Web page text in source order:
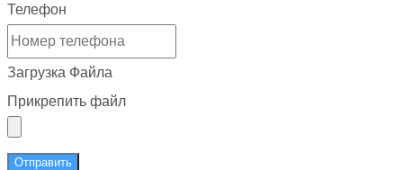
Телефон
Загрузка Файла
Прикрепить файл
Отправить